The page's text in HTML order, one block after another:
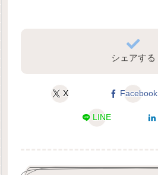
シェアする
X Facebook
LINE